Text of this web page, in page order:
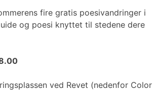
fire gratis poesivandringer i
og poesi knyttet til stedene dere
ved Revet (nedenfor Color